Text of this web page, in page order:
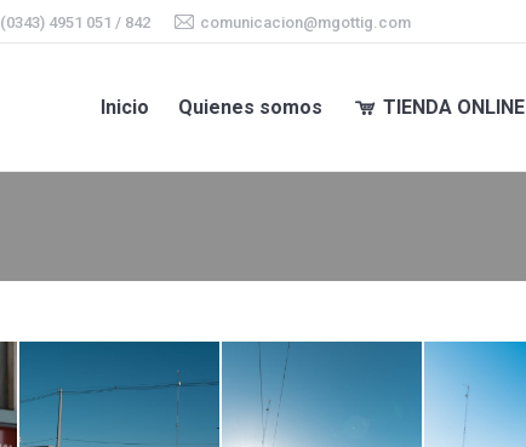
(0343) 4951 051 / 842 comunicacion@mgottig.com
Inicio Quienes somos TIENDA ONLINE